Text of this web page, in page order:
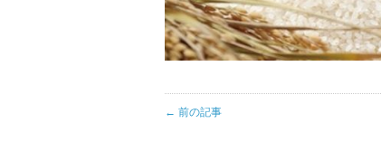
← 前の記事